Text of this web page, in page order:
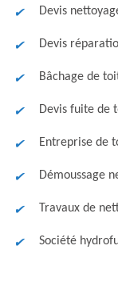
Devis
Devis
Bâchage de
Devis fuite de
Entreprise de
Démoussage
Travaux de
Société